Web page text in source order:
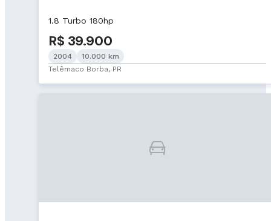
1.8 Turbo 180hp
R$ 39.900
2004
10.000 km
Telêmaco Borba, PR